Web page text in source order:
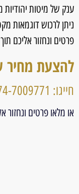
ענק של מיטות יהודיות
ניתן לרכוש דוגמאות
פרטים ונחזור אליכם תוך 24 שעות
להצעת מחיר
חייגו: 074-7009771
או מלאו פרטים